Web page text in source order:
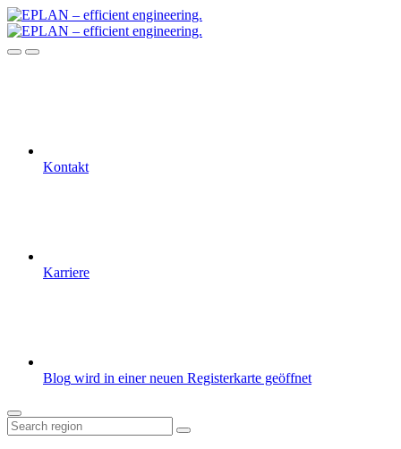
Kontakt
Karriere
Blog wird in einer neuen Registerkarte geöffnet